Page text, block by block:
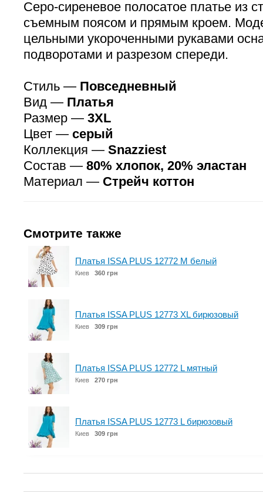
Серо-сиреневое полосатое платье из
съемным поясом и прямым кроем.
цельными укороченными рукавами
подворотами и разрезом спереди.
Стиль — Повседневный
Вид — Платья
Размер — 3XL
Цвет — серый
Коллекция — Snazziest
Состав — 80% хлопок, 20% эластан
Материал — Стрейч коттон
Смотрите также
Платья ISSA PLUS 12772 M белый
Киев 360 грн
Платья ISSA PLUS 12773 XL бирюзовый
Киев 309 грн
Платья ISSA PLUS 12772 L мятный
Киев 270 грн
Платья ISSA PLUS 12773 L бирюзовый
Киев 309 грн